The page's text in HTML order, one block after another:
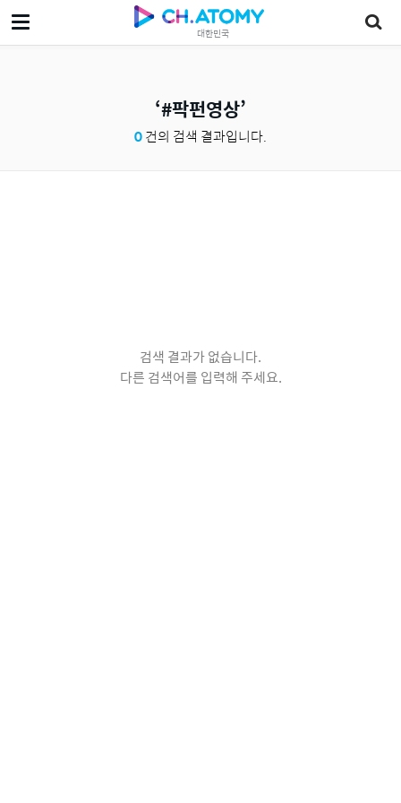
대한민국
#팍펀영상
0건의 검색 결과입니다.
검색 결과가 없습니다.
다른 검색어를 입력해 주세요.